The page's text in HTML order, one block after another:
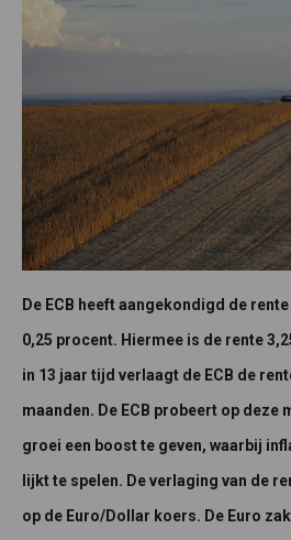
De ECB heeft aangekondigd de
0,25 procent. Hiermee is de rente
in 13 jaar tijd verlaagt de ECB de
maanden. De ECB probeert op deze
groei een boost te geven, waarbij
lijkt te spelen. De verlaging van de
op de Euro/Dollar koers. De Euro